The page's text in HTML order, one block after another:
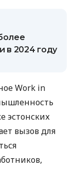
в 2024 году
Work in
эстонских
вызов для